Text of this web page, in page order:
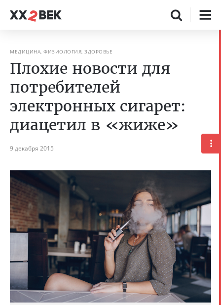
МЕДИЦИНА, ФИЗИОЛОГИЯ, ЗДОРОВЬЕ
Плохие новости для
потребителей
электронных сигарет:
диацетил в «жиже»
9 декабря 2015